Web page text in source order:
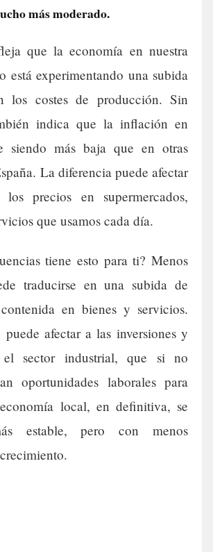
más moderado.
que la economía en nuestra
está experimentando una subida
los costes de producción. Sin
indica que la inflación en
siendo más baja que en otras
La diferencia puede afectar
precios en supermercados,
que usamos cada día.
tiene esto para ti? Menos
traducirse en una subida de
en bienes y servicios.
puede afectar a las inversiones y
el sector industrial, que si no
oportunidades laborales para
local, en definitiva, se
estable, pero con menos